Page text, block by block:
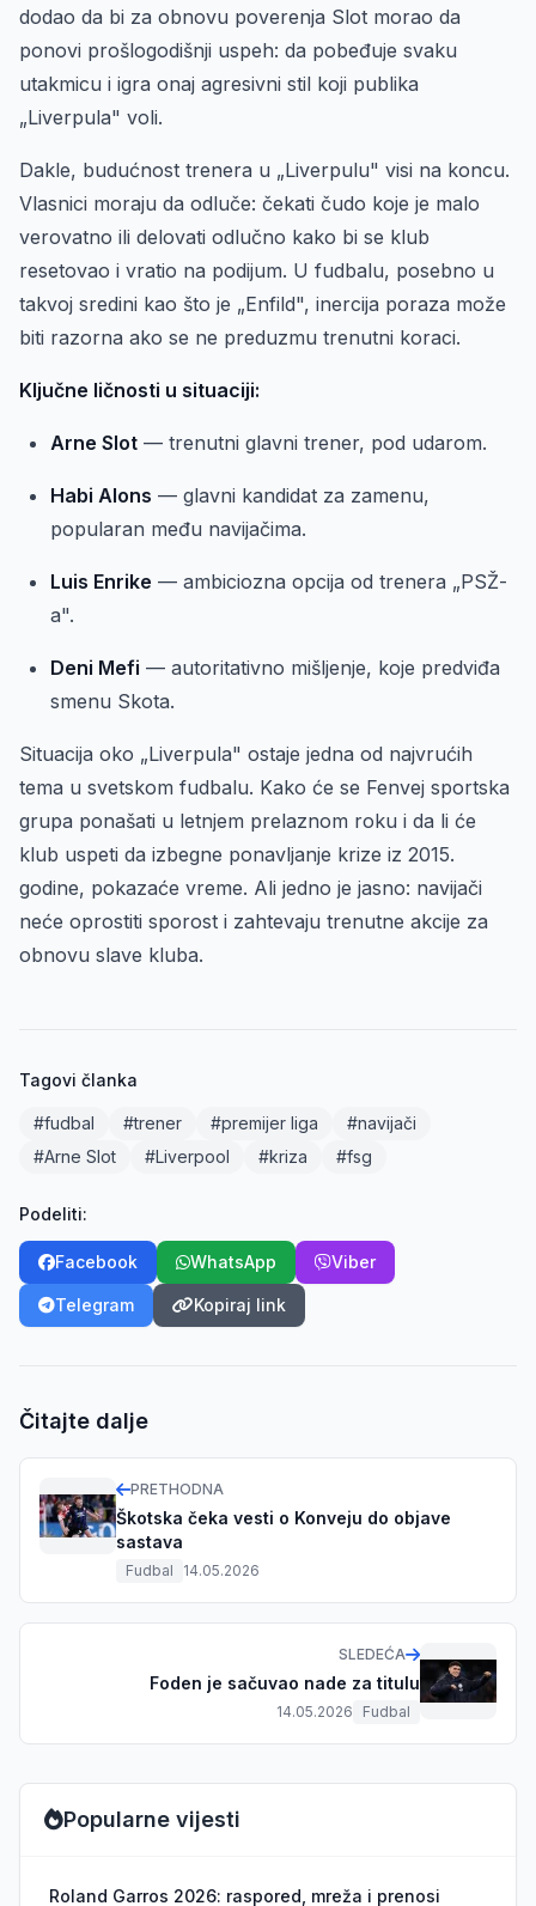
dodao da bi za obnovu poverenja Slot morao da
ponovi prošlogodišnji uspeh: da pobeđuje svaku
utakmicu i igra onaj agresivni stil koji publika
„Liverpula" voli.
Dakle, budućnost trenera u „Liverpulu" visi na koncu.
Vlasnici moraju da odluče: čekati čudo koje je malo
verovatno ili delovati odlučno kako bi se klub
resetovao i vratio na podijum. U fudbalu, posebno u
takvoj sredini kao što je „Enfild", inercija poraza može
biti razorna ako se ne preduzmu trenutni koraci.
Ključne ličnosti u situaciji:
Arne Slot — trenutni glavni trener, pod udarom.
Habi Alons — glavni kandidat za zamenu,
popularan među navijačima.
Luis Enrike — ambiciozna opcija od trenera „PSŽ-
a".
Deni Mefi — autoritativno mišljenje, koje predviđa
smenu Skota.
Situacija oko „Liverpula" ostaje jedna od najvrućih
tema u svetskom fudbalu. Kako će se Fenvej sportska
grupa ponašati u letnjem prelaznom roku i da li će
klub uspeti da izbegne ponavljanje krize iz 2015.
godine, pokazaće vreme. Ali jedno je jasno: navijači
neće oprostiti sporost i zahtevaju trenutne akcije za
obnovu slave kluba.
Tagovi članka
#fudbal #trener #premijer liga
#navijači
#Arne Slot
#Liverpool #kriza #fsg
Podeliti:
Facebook WhatsApp Viber
Telegram Kopiraj link
Čitajte dalje
PRETHODNA
Škotska čeka vesti o Konveju do objave
sastava
Fudbal 14.05.2026
SLEDEĆA
Foden je sačuvao nade za titulu
14.05.2026 Fudbal
Popularne vijesti
Roland Garros 2026: raspored, mreža i prenosi